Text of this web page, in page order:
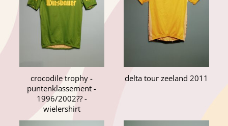
crocodile trophy -
puntenklassement -
1996/2002?? -
wielershirt
delta tour zeeland 2011